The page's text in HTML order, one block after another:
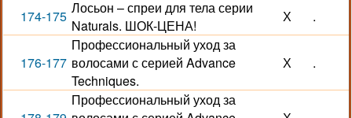
174-175 Лосьон – спреи для тела серии
Naturals. ШОК-ЦЕНА!
Х .
176-177
Профессиональный уход за
волосами с серией Advance
Techniques.
Х .
Профессиональный уход за